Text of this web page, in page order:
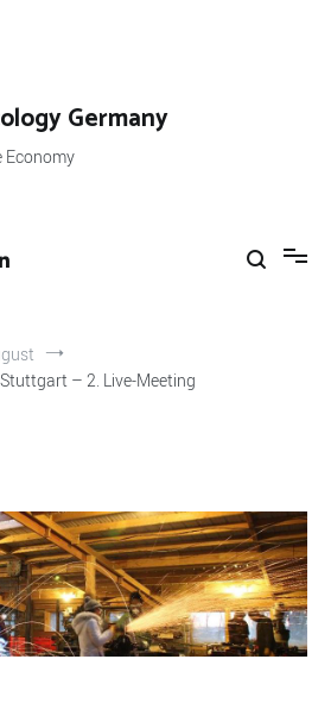
Germany
Economy
– 2. Live-Meeting